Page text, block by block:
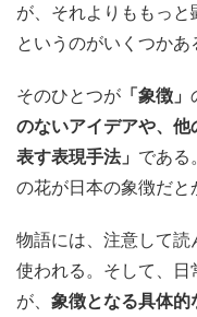
が、それよりももっと
というのがいくつかあ
そのひとつが 「象徴」
のないアイデアや、
表す表現手法」 である
の花が日本の象徴だと
物語には、注意して
使われる。そして、
が、 象徴となる具体